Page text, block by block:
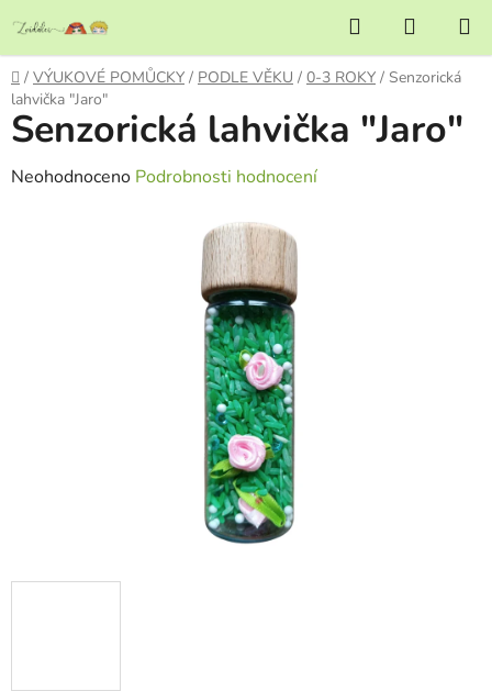
obsah
Hledat
KOŠÍK
Domů
/ VÝUKOVÉ POMŮCKY / PODLE VĚKU / 0-3 ROKY / Senzorická
lahvička "Jaro"
Senzorická lahvička "Jaro"
Průměrné
Neohodnoceno Podrobnosti hodnocení